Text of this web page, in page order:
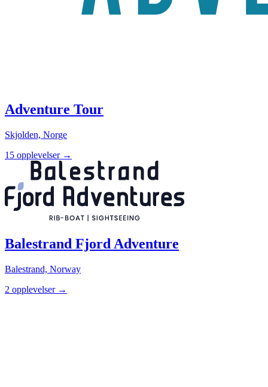
Adventure Tour
Skjolden, Norge
15 opplevelser →
Balestrand Fjord Adventure
Balestrand, Norway
2 opplevelser →